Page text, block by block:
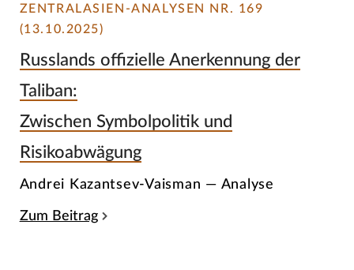
ZENTRALASIEN-ANALYSEN NR. 169
(13.10.2025)
Russlands offizielle Anerkennung der
Taliban:
Zwischen Symbolpolitik und
Risikoabwägung
Andrei Kazantsev-Vaisman — Analyse
Zum Beitrag